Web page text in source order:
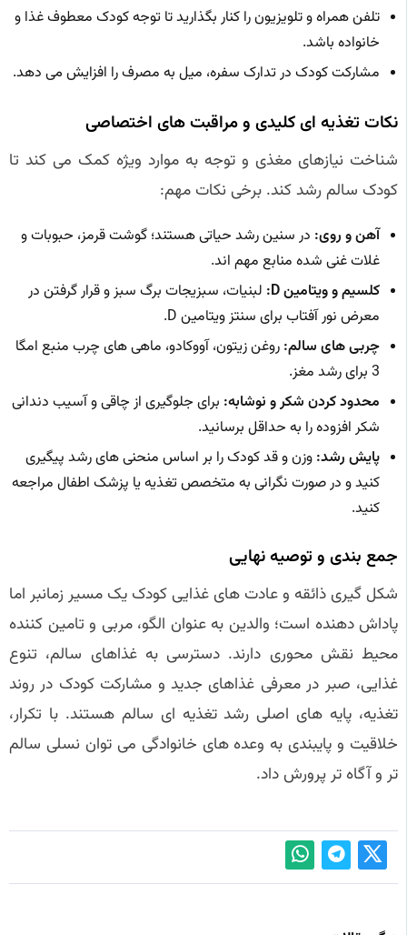
تلفن همراه و تلویزیون را کنار بگذارید تا توجه کودک معطوف غذا و
خانواده باشد.
مشارکت کودک در تدارک سفره، میل به مصرف را افزایش می دهد.
نکات تغذیه ای کلیدی و مراقبت های اختصاصی
شناخت نیازهای مغذی و توجه به موارد ویژه کمک می کند تا
کودک سالم رشد کند. برخی نکات مهم:
آهن و روی: در سنین رشد حیاتی هستند؛ گوشت قرمز، حبوبات و
غلات غنی شده منابع مهم اند.
کلسیم و ویتامین D:
لبنیات، سبزیجات برگ سبز و قرار گرفتن در
معرض نور آفتاب برای سنتز ویتامین D.
چربی های سالم: روغن زیتون، آووکادو، ماهی های چرب منبع امگا
3 برای رشد مغز.
محدود کردن شکر و نوشابه: برای جلوگیری از چاقی و آسیب دندانی
شکر افزوده را به حداقل برسانید.
پایش رشد: وزن و قد کودک را بر اساس منحنی های رشد پیگیری
کنید و در صورت نگرانی به متخصص تغذیه یا پزشک اطفال مراجعه
کنید.
جمع بندی و توصیه نهایی
شکل گیری ذائقه و عادت های غذایی کودک یک مسیر زمانبر اما
پاداش دهنده است؛ والدین به عنوان الگو، مربی و تامین کننده
محیط نقش محوری دارند. دسترسی به غذاهای سالم، تنوع
غذایی، صبر در معرفی غذاهای جدید و مشارکت کودک در روند
تغذیه، پایه های اصلی رشد تغذیه ای سالم هستند. با تکرار،
خلاقیت و پایبندی به وعده های خانوادگی می توان نسلی سالم
تر و آگاه تر پرورش داد.